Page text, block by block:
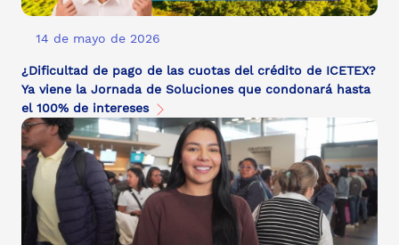
14 de mayo de 2026
¿Dificultad de pago de las cuotas del crédito de ICETEX?
Ya viene la Jornada de Soluciones que condonará hasta
el 100% de intereses